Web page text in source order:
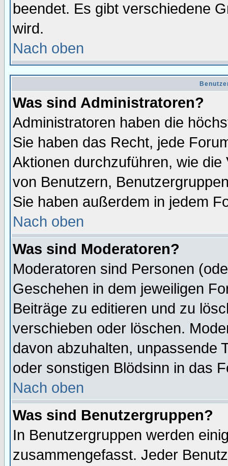
beendet. Es gibt verschiedene
wird.
Nach oben
Was sind Administratoren?
Administratoren haben die
Sie haben das Recht, jede
Aktionen durchzuführen, wie
von Benutzern,
Sie haben außerdem in jedem
Nach oben
Was sind Moderatoren?
Moderatoren sind Personen
Geschehen in dem jeweiligen
Beiträge zu editieren und zu
verschieben oder löschen.
davon abzuhalten, unpassende
oder sonstigen Blödsinn in das
Nach oben
Was sind Benutzergruppen?
In Benutzergruppen werden
zusammengefasst. Jeder